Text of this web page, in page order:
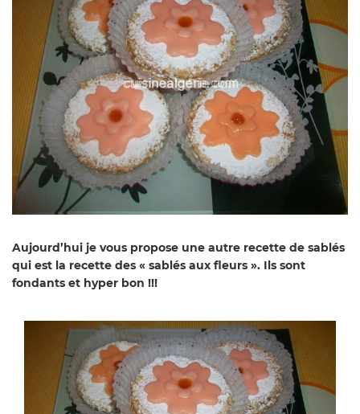
Aujourd’hui je vous propose une autre recette de sablés
qui est la recette des « sablés aux fleurs ». Ils sont
fondants et hyper bon !!!